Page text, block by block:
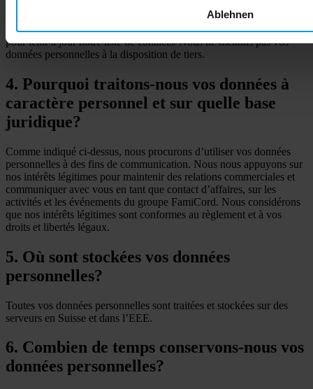
Ablehnen
FamiCord ; (ii) pour vous envoyer des invitations à des événements,
des sessions de formation, des conférences et des exposés ; et (iii)
pour tenir à jour notre liste de contacts. Nous ne mettons pas vos
données personnelles à la disposition de tiers.
4. Pourquoi traitons-nous vos données à
caractère personnel et sur quelle base
juridique?
Comme indiqué ci-dessus, nous procurons d’utiliser vos données
personnelles à des fins de communication. Nous nous appuyons sur
nos intérêts légitimes pour maintenir des relations commerciales et
communiquer avec vous en tant que contact d’affaires, sur les
activités et les événements du groupe FamiCord. Nous considérons
que nos intérêts légitimes sont conformes au règlement et à vos
droits et libertés légaux.
5. Où sont stockées vos données
personnelles?
Toutes vos données personnelles sont traitées et stockées sur des
serveurs en Suisse et dans l’EEE.
6. Combien de temps conservons-nous vos
données personnelles?